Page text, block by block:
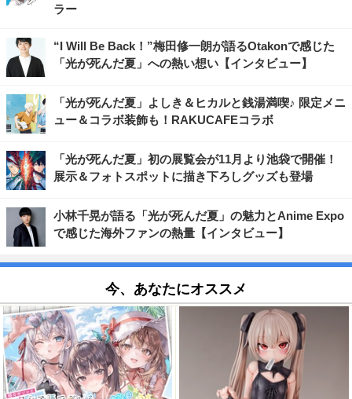
ラー
“I Will Be Back！”梅田修一朗が語るOtakonで感じた
「光が死んだ夏」への熱い想い【インタビュー】
「光が死んだ夏」よしき＆ヒカルと銭湯満喫♪ 限定メニ
ュー＆コラボ装飾も！RAKUCAFEコラボ
「光が死んだ夏」初の展覧会が11月より池袋で開催！
展示＆フォトスポットに描き下ろしグッズも登場
小林千晃が語る「光が死んだ夏」の魅力とAnime Expo
で感じた海外ファンの熱量【インタビュー】
今、あなたにオススメ